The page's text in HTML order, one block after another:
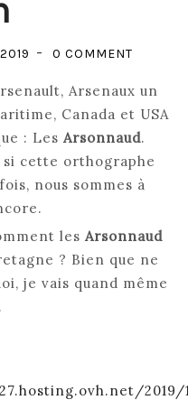
0 COMMENT
D’UNE
–
Arsenaux un
Canada et USA
: Les Arsonnaud.
si cette orthographe
nous sommes à
les Arsonnaud
? Bien que ne
je vais quand même